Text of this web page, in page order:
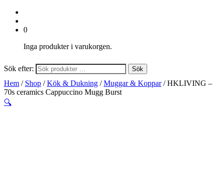
0
Inga produkter i varukorgen.
Sök efter: Sök
Hem / Shop /Kök & Dukning /Muggar & Koppar/ HKLIVING –
70s ceramics Cappuccino Mugg Burst
🔍